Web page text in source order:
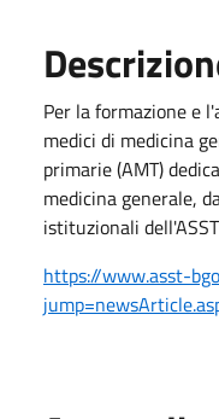
Per la formazione e
medici di medicina
primarie (AMT)
medicina generale,
istituzionali
https://www.asst-